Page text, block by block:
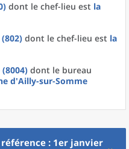
dont le chef-lieu est la
dont le chef-lieu est la
dont le bureau
d'Ailly-sur-Somme
référence : 1er janvier